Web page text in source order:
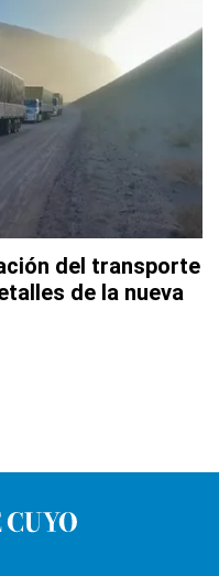
del transporte
de la nueva